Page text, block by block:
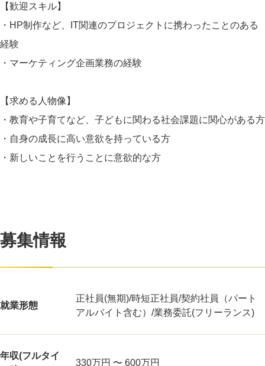
【歓迎スキル】
・HP制作など、IT関連のプロジェクトに携わったことのある
経験
・マーケティング企画業務の経験
【求める人物像】
・教育や子育てなど、子どもに関わる社会課題に関心がある方
・自身の成長に高い意欲を持っている方
・新しいことを行うことに意欲的な方
募集情報
就業形態
正社員(無期)/時短正社員/契約社員（パート
アルバイト含む）/業務委託(フリーランス)
年収(フルタイ
330万円 〜 600万円